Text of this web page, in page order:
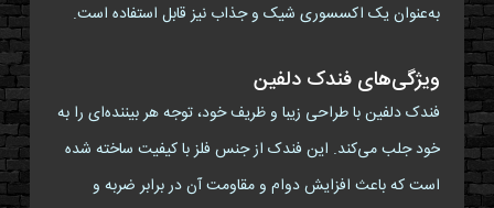
به‌عنوان یک اکسسوری شیک و جذاب نیز قابل استفاده است.
ویژگی‌های فندک دلفین
فندک دلفین با طراحی زیبا و ظریف خود، توجه هر بیننده‌ای را به
خود جلب می‌کند. این فندک از جنس فلز با کیفیت ساخته شده
است که باعث افزایش دوام و مقاومت آن در برابر ضربه و